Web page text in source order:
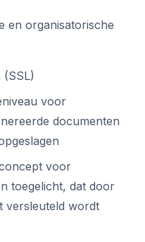
en organisatorische
voor
documenten
voor
toegelicht, dat door
versleuteld wordt